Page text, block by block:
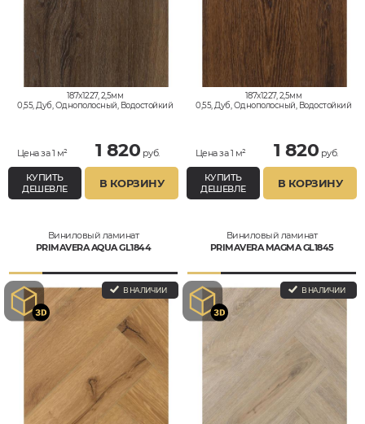
187x1227, 2,5мм
0,55, Дуб, Однополосный, Водостойкий
Цена за 1 м² 1 820 руб.
КУПИТЬ
ДЕШЕВЛЕ
В КОРЗИНУ
187x1227, 2,5мм
0,55, Дуб, Однополосный, Водостойкий
Цена за 1 м² 1 820 руб.
КУПИТЬ
ДЕШЕВЛЕ
В КОРЗИНУ
Виниловый ламинат
PRIMAVERA AQUA GL1844
В НАЛИЧИИ
Виниловый ламинат
PRIMAVERA MAGMA GL1845
В НАЛИЧИИ